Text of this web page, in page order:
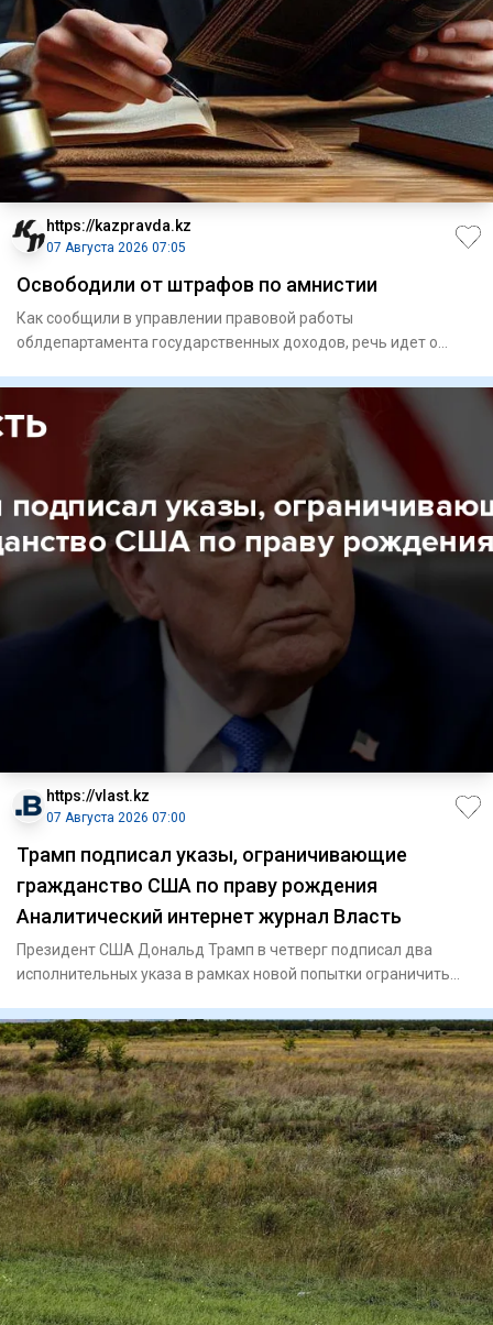
https://kazpravda.kz
07 Августа 2026 07:05
Освободили от штрафов по амнистии
Как сообщили в управлении правовой работы
облдепартамента государственных доходов, речь идет о
https://vlast.kz
07 Августа 2026 07:00
Трамп подписал указы, ограничивающие
гражданство США по праву рождения
Аналитический интернет журнал Власть
Президент США Дональд Трамп в четверг подписал два
исполнительных указа в рамках новой попытки ограничить